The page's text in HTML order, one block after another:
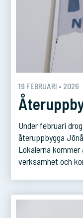
19 FEBRUARI • 2026
Under februari
återuppbygga
Lokalerna
verksamhet och